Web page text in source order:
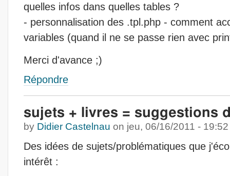
quelles infos dans quelles tables ?
- personnalisation des .tpl.php - comment
variables (quand il ne se passe rien avec
Merci d'avance ;)
Répondre
sujets + livres = suggestions
by Didier Castelnau on jeu, 06/16/2011 - 19:52
Des idées de sujets/problématiques que
intérêt :